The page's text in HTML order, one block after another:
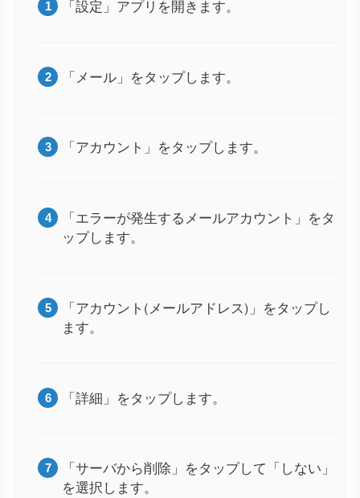
「設定」アプリを開きます。
「メール」をタップします。
「アカウント」をタップします。
「エラーが発生するメールアカウント」をタ
ップします。
「アカウント(メールアドレス)」をタップし
ます。
「詳細」をタップします。
「サーバから削除」をタップして「しない」
を選択します。